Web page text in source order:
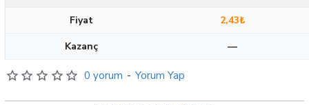
0 yorum - Yorum Yap
Fiyat
2,43₺
Kazanç
—